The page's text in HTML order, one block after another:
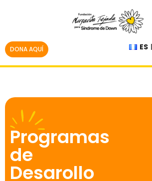
ES
DONA AQUÍ
Programas
de
Desarollo